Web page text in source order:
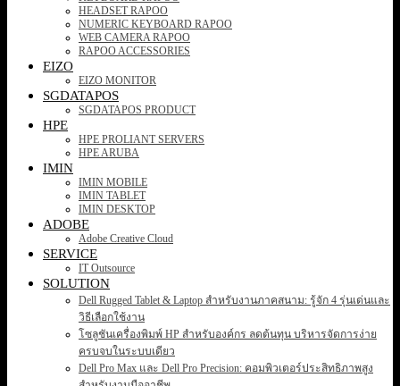
HEADSET RAPOO
NUMERIC KEYBOARD RAPOO
WEB CAMERA RAPOO
RAPOO ACCESSORIES
EIZO
EIZO MONITOR
SGDATAPOS
SGDATAPOS PRODUCT
HPE
HPE PROLIANT SERVERS
HPE ARUBA
IMIN
IMIN MOBILE
IMIN TABLET
IMIN DESKTOP
ADOBE
Adobe Creative Cloud
SERVICE
IT Outsource
SOLUTION
Dell Rugged Tablet & Laptop สำหรับงานภาคสนาม: รู้จัก 4 รุ่นเด่นและ
วิธีเลือกใช้งาน
โซลูชันเครื่องพิมพ์ HP สำหรับองค์กร ลดต้นทุน บริหารจัดการง่าย
ครบจบในระบบเดียว
Dell Pro Max และ Dell Pro Precision: คอมพิวเตอร์ประสิทธิภาพสูง